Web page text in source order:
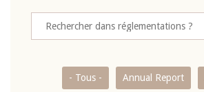
- Tous - Annual Report